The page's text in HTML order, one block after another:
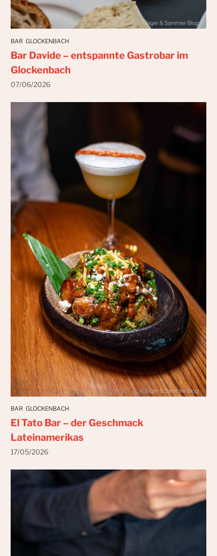
BAR GLOCKENBACH
Bar Davide – entspannte Gastrobar im
Glockenbach
07/06/2026
BAR GLOCKENBACH
El Tato Bar – der Geschmack
Lateinamerikas
17/05/2026